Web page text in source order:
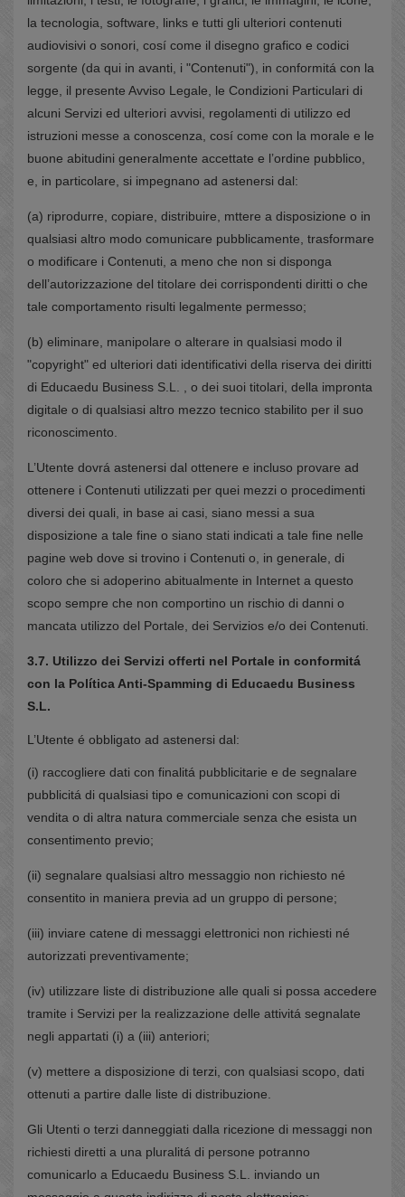
la tecnologia, software, links e tutti gli ulteriori contenuti
audiovisivi o sonori, cosí come il disegno grafico e codici
sorgente (da qui in avanti, i "Contenuti"), in conformitá con la
legge, il presente Avviso Legale, le Condizioni Particulari di
alcuni Servizi ed ulteriori avvisi, regolamenti di utilizzo ed
istruzioni messe a conoscenza, cosí come con la morale e le
buone abitudini generalmente accettate e l’ordine pubblico,
e, in particolare, si impegnano ad astenersi dal:
(a) riprodurre, copiare, distribuire, mttere a disposizione o in
qualsiasi altro modo comunicare pubblicamente, trasformare
o modificare i Contenuti, a meno che non si disponga
dell’autorizzazione del titolare dei corrispondenti diritti o che
tale comportamento risulti legalmente permesso;
(b) eliminare, manipolare o alterare in qualsiasi modo il
"copyright" ed ulteriori dati identificativi della riserva dei diritti
di Educaedu Business S.L. , o dei suoi titolari, della impronta
digitale o di qualsiasi altro mezzo tecnico stabilito per il suo
riconoscimento.
L’Utente dovrá astenersi dal ottenere e incluso provare ad
ottenere i Contenuti utilizzati per quei mezzi o procedimenti
diversi dei quali, in base ai casi, siano messi a sua
disposizione a tale fine o siano stati indicati a tale fine nelle
pagine web dove si trovino i Contenuti o, in generale, di
coloro che si adoperino abitualmente in Internet a questo
scopo sempre che non comportino un rischio di danni o
mancata utilizzo del Portale, dei Servizios e/o dei Contenuti.
3.7. Utilizzo dei Servizi offerti nel Portale in conformitá
con la Política Anti-Spamming di Educaedu Business
S.L.
L’Utente é obbligato ad astenersi dal:
(i) raccogliere dati con finalitá pubblicitarie e de segnalare
pubblicitá di qualsiasi tipo e comunicazioni con scopi di
vendita o di altra natura commerciale senza che esista un
consentimento previo;
(ii) segnalare qualsiasi altro messaggio non richiesto né
consentito in maniera previa ad un gruppo di persone;
(iii) inviare catene di messaggi elettronici non richiesti né
autorizzati preventivamente;
(iv) utilizzare liste di distribuzione alle quali si possa accedere
tramite i Servizi per la realizzazione delle attivitá segnalate
negli appartati (i) a (iii) anteriori;
(v) mettere a disposizione di terzi, con qualsiasi scopo, dati
ottenuti a partire dalle liste di distribuzione.
Gli Utenti o terzi danneggiati dalla ricezione di messaggi non
richiesti diretti a una pluralitá di persone potranno
comunicarlo a Educaedu Business S.L. inviando un